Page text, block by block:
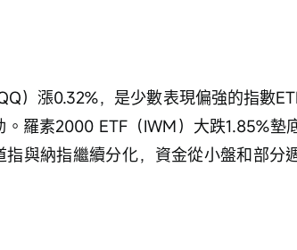
）漲0.32%，是少數表現偏強的指數
羅素2000 ETF（IWM）大跌1.85%墊
與納指繼續分化，資金從小盤和部分